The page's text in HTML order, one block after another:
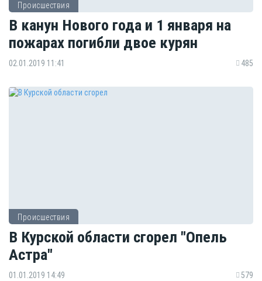
Происшествия
В канун Нового года и 1 января на
пожарах погибли двое курян
02.01.2019 11:41 485
Происшествия
В Курской области сгорел "Опель
Астра"
01.01.2019 14:49 579